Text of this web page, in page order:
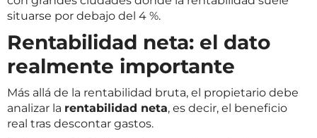
situarse por debajo del 4 %.
Rentabilidad neta: el dato
realmente importante
Más allá de la rentabilidad bruta, el propietario debe
analizar la rentabilidad neta, es decir, el beneficio
real tras descontar gastos.